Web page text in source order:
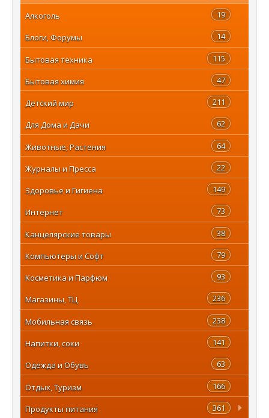
19
Алкоголь
14
Блоги, Форумы
115
Бытовая техника
47
Бытовая химия
211
Детский мир
62
Для Дома и Дачи
64
Животные, Растения
22
Журналы и Пресса
149
Здоровье и Гигиена
73
Интернет
38
Канцелярские товары
79
Компьютеры и Софт
93
Косметика и Парфюм
236
Магазины, ТЦ
238
Мобильная связь
141
Напитки, соки
63
Одежда и Обувь
166
Отдых, Туризм
361
Продукты питания